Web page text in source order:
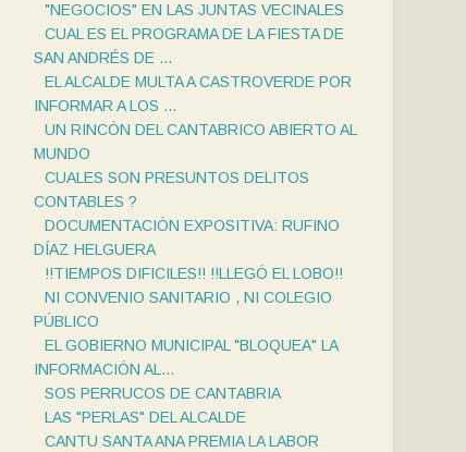
"NEGOCIOS" EN LAS JUNTAS VECINALES
CUAL ES EL PROGRAMA DE LA FIESTA DE
SAN ANDRÉS DE ...
EL ALCALDE MULTA A CASTROVERDE POR
INFORMAR A LOS ...
UN RINCÓN DEL CANTABRICO ABIERTO AL
MUNDO
CUALES SON PRESUNTOS DELITOS
CONTABLES ?
DOCUMENTACIÓN EXPOSITIVA: RUFINO
DÍAZ HELGUERA
!!TIEMPOS DIFICILES!! !!LLEGÓ EL LOBO!!
NI CONVENIO SANITARIO , NI COLEGIO
PÚBLICO
EL GOBIERNO MUNICIPAL "BLOQUEA" LA
INFORMACIÓN AL...
SOS PERRUCOS DE CANTABRIA
LAS "PERLAS" DEL ALCALDE
CANTU SANTA ANA PREMIA LA LABOR